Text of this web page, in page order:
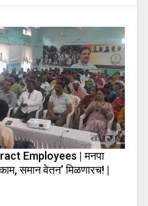
Employees | मनपा
समान वेतन’ मिळणारच! |